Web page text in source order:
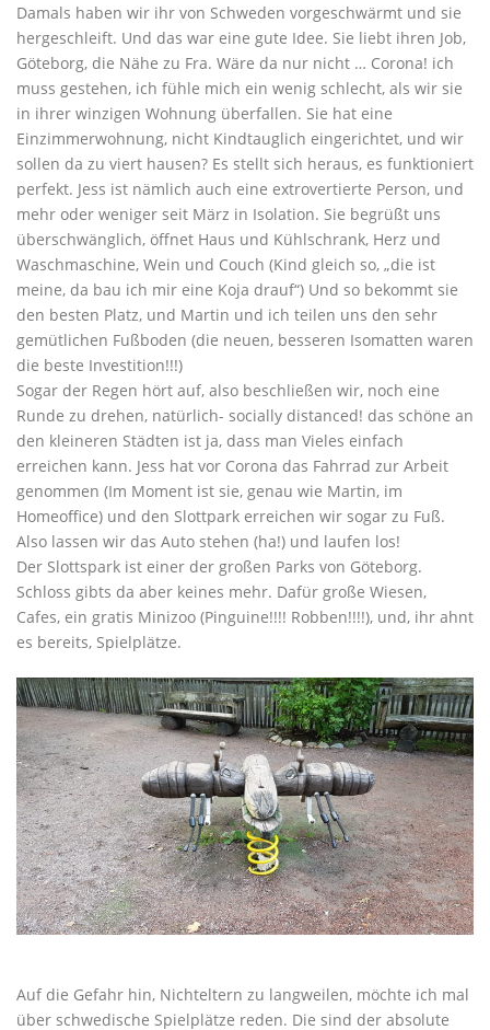
Damals haben wir ihr von Schweden vorgeschwärmt und sie
hergeschleift. Und das war eine gute Idee. Sie liebt ihren Job,
Göteborg, die Nähe zu Fra. Wäre da nur nicht … Corona! ich
muss gestehen, ich fühle mich ein wenig schlecht, als wir sie
in ihrer winzigen Wohnung überfallen. Sie hat eine
Einzimmerwohnung, nicht Kindtauglich eingerichtet, und wir
sollen da zu viert hausen? Es stellt sich heraus, es funktioniert
perfekt. Jess ist nämlich auch eine extrovertierte Person, und
mehr oder weniger seit März in Isolation. Sie begrüßt uns
überschwänglich, öffnet Haus und Kühlschrank, Herz und
Waschmaschine, Wein und Couch (Kind gleich so, „die ist
meine, da bau ich mir eine Koja drauf“) Und so bekommt sie
den besten Platz, und Martin und ich teilen uns den sehr
gemütlichen Fußboden (die neuen, besseren Isomatten waren
die beste Investition!!!)
Sogar der Regen hört auf, also beschließen wir, noch eine
Runde zu drehen, natürlich- socially distanced! das schöne an
den kleineren Städten ist ja, dass man Vieles einfach
erreichen kann. Jess hat vor Corona das Fahrrad zur Arbeit
genommen (Im Moment ist sie, genau wie Martin, im
Homeoffice) und den Slottpark erreichen wir sogar zu Fuß.
Also lassen wir das Auto stehen (ha!) und laufen los!
Der Slottspark ist einer der großen Parks von Göteborg.
Schloss gibts da aber keines mehr. Dafür große Wiesen,
Cafes, ein gratis Minizoo (Pinguine!!!! Robben!!!!), und, ihr ahnt
es bereits, Spielplätze.
Auf die Gefahr hin, Nichteltern zu langweilen, möchte ich mal
über schwedische Spielplätze reden. Die sind der absolute